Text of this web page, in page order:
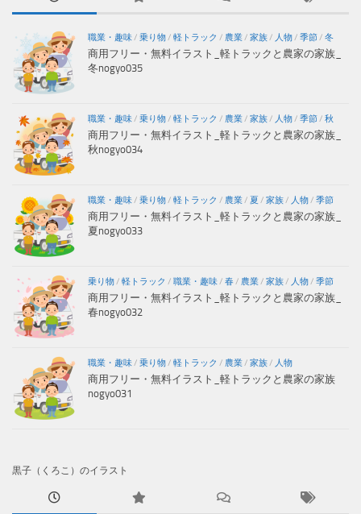
職業・趣味 / 乗り物 / 軽トラック / 農業 / 家族 / 人物 / 季節 / 冬
商用フリー・無料イラスト_軽トラックと農家の家族_
冬nogyo035
職業・趣味 / 乗り物 / 軽トラック / 農業 / 家族 / 人物 / 季節 / 秋
商用フリー・無料イラスト_軽トラックと農家の家族_
秋nogyo034
職業・趣味 / 乗り物 / 軽トラック / 農業 / 夏 / 家族 / 人物 / 季節
商用フリー・無料イラスト_軽トラックと農家の家族_
夏nogyo033
乗り物 / 軽トラック / 職業・趣味 / 春 / 農業 / 家族 / 人物 / 季節
商用フリー・無料イラスト_軽トラックと農家の家族_
春nogyo032
職業・趣味 / 乗り物 / 軽トラック / 農業 / 家族 / 人物
商用フリー・無料イラスト_軽トラックと農家の家族
nogyo031
黒子（くろこ）のイラスト